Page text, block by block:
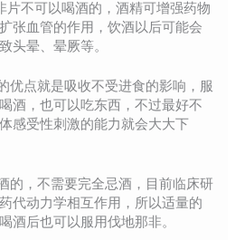
片不可以喝酒的，酒精可增强药物
张血管的作用，饮酒以后可能会
头晕、晕厥等。
优点就是吸收不受进食的影响，服
酒，也可以吃东西，不过最好不
感受性刺激的能力就会大大下
的，不需要完全忌酒，目前临床研
代动力学相互作用，所以适量的
酒后也可以服用伐地那非。